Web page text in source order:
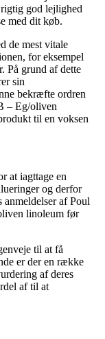
god lejlighed
med dit køb.
de mest vitale
for eksempel
På grund af dette
sin
bekræfte ordren
– Eg/oliven
til en voksen
at iagttage en
og derfor
anmeldelser af Poul
linoleum før
til at få
er der en række
af deres
af til at